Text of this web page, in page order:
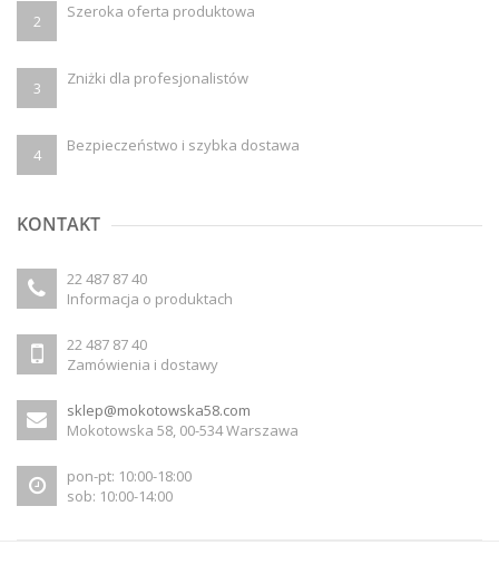
2 Szeroka oferta produktowa
3 Zniżki dla profesjonalistów
4 Bezpieczeństwo i szybka dostawa
KONTAKT
22 487 87 40
Informacja o produktach
22 487 87 40
Zamówienia i dostawy
sklep@mokotowska58.com
Mokotowska 58, 00-534 Warszawa
pon-pt: 10:00-18:00
sob: 10:00-14:00